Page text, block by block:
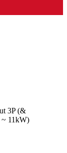
3P (&
~ 11kW)